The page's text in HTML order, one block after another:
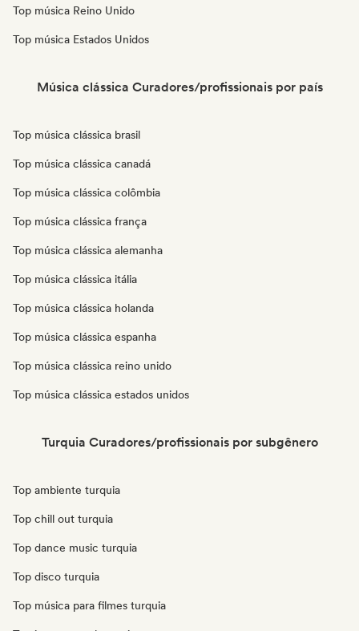
Top música Reino Unido
Top música Estados Unidos
Música clássica Curadores/profissionais por país
Top música clássica brasil
Top música clássica canadá
Top música clássica colômbia
Top música clássica frança
Top música clássica alemanha
Top música clássica itália
Top música clássica holanda
Top música clássica espanha
Top música clássica reino unido
Top música clássica estados unidos
Turquia Curadores/profissionais por subgênero
Top ambiente turquia
Top chill out turquia
Top dance music turquia
Top disco turquia
Top música para filmes turquia